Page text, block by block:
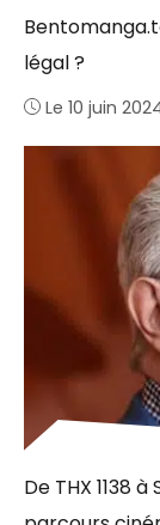
légal ?
Le 10 juin
De THX 1138